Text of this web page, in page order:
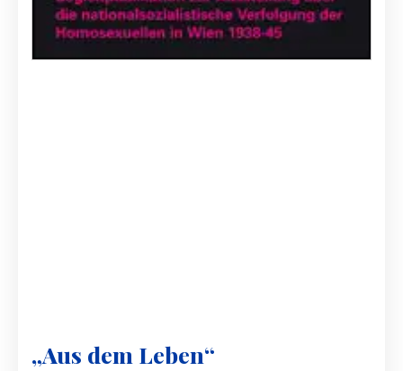
„Aus dem Leben“